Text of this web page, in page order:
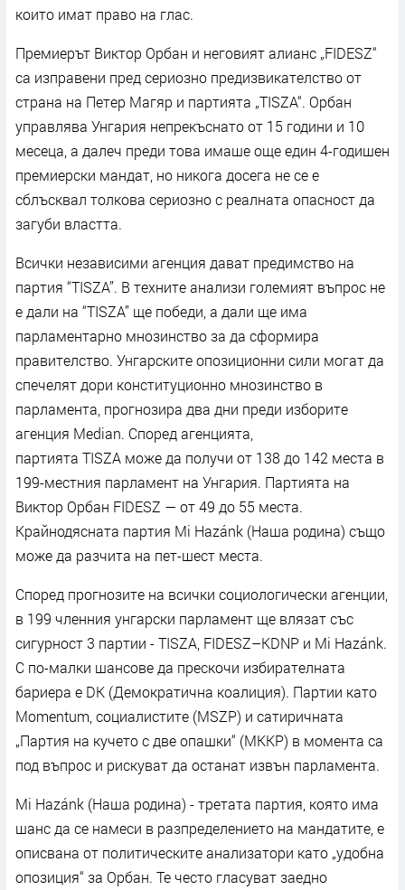
които имат право на глас.
Премиерът Виктор Орбан и неговият алианс „FIDESZ“
са изправени пред сериозно предизвикателство от
страна на Петер Магяр и партията „TISZA“. Орбан
управлява Унгария непрекъснато от 15 години и 10
месеца, а далеч преди това имаше още един 4-годишен
премиерски мандат, но никога досега не се е
сблъсквал толкова сериозно с реалната опасност да
загуби властта.
Всички независими агенция дават предимство на
партия “TISZA”. В техните анализи големият въпрос не
е дали на “TISZA” ще победи, а дали ще има
парламентарно мнозинство за да сформира
правителство. Унгарските опозиционни сили могат да
спечелят дори конституционно мнозинство в
парламента, прогнозира два дни преди изборите
агенция Median. Според агенцията,
партията TISZA може да получи от 138 до 142 места в
199-местния парламент на Унгария. Партията на
Виктор Орбан FIDESZ — от 49 до 55 места.
Крайнодясната партия Mi Hazánk (Наша родина) също
може да разчита на пет-шест места.
Според прогнозите на всички социологически агенции,
в 199 членния унгарски парламент ще влязат със
сигурност 3 партии - TISZA, FIDESZ–KDNP и Mi Hazánk.
С по-малки шансове да прескочи избирателната
бариера е DK (Демократична коалиция). Партии като
Momentum, социалистите (MSZP) и сатиричната
„Партия на кучето с две опашки“ (MKKP) в момента са
под въпрос и рискуват да останат извън парламента.
Mi Hazánk (Наша родина) - третата партия, която има
шанс да се намеси в разпределението на мандатите, е
описвана от политическите анализатори като „удобна
опозиция“ за Орбан. Те често гласуват заедно